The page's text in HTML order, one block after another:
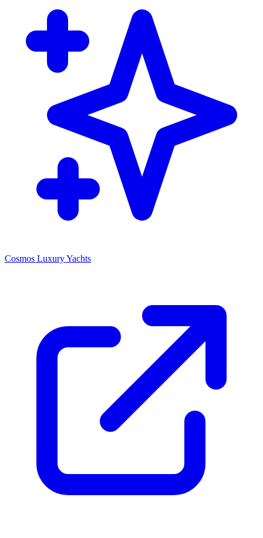
Cosmos Luxury Yachts